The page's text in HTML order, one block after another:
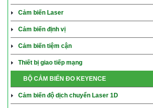
Cảm biến Laser
Cảm biến định vị
Cảm biến tiệm cận
Thiết bị giao tiếp mạng
BỘ CẢM BIẾN ĐO KEYENCE
Cảm biến độ dịch chuyển Laser 1D